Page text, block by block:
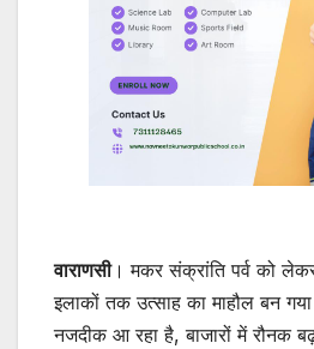
वाराणसी। मकर संक्रांति पर्व को
इलाकों तक उत्साह का माहौल बन
नजदीक आ रहा है, बाजारों में रौनक